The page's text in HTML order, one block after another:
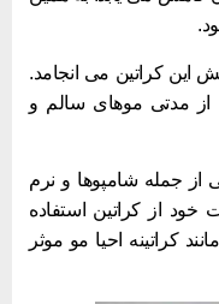
کراتین می ‌انجامد.
مدتی موهای سالم و
جمله شامپوها و نرم
از کراتین استفاده
کراتینه احیا مو موثر